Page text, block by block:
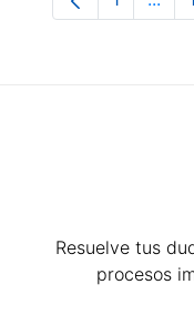
Página
Resuelve tus
procesos